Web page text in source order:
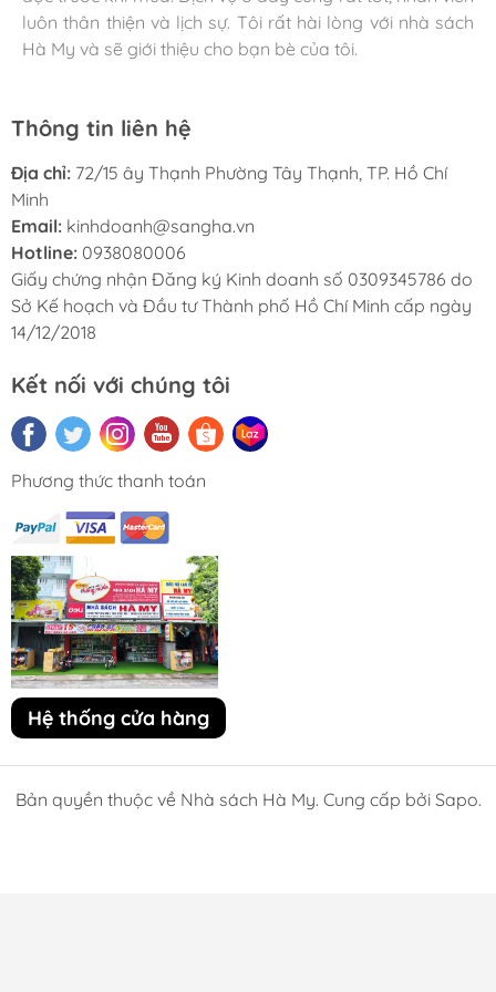
luôn thân thiện và lịch sự. Tôi rất hài lòng với nhà sách
Hà My và sẽ giới thiệu cho bạn bè của tôi.
Thông tin liên hệ
Địa chỉ: 72/15 ây Thạnh Phường Tây Thạnh, TP. Hồ Chí
Minh
Email: kinhdoanh@sangha.vn
Hotline: 0938080006
Giấy chứng nhận Đăng ký Kinh doanh số 0309345786 do
Sở Kế hoạch và Đầu tư Thành phố Hồ Chí Minh cấp ngày
14/12/2018
Kết nối với chúng tôi
Phương thức thanh toán
Hệ thống cửa hàng
Bản quyền thuộc về Nhà sách Hà My. Cung cấp bởi Sapo.